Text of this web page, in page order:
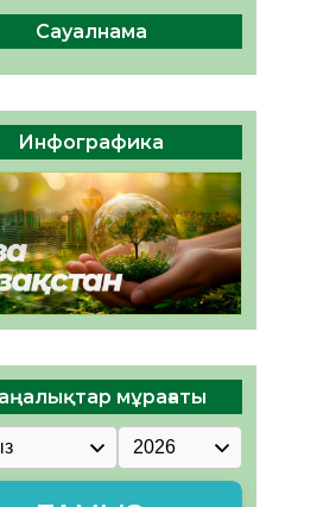
негізгі
БЕЛСЕНДІЛІК –
НЕГІЗІ
62 0
Сауалнама
Инфографика
мұрағаты